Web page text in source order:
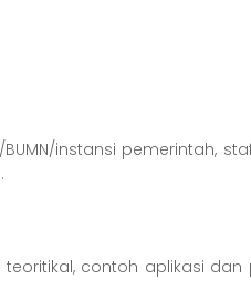
instansi pemerintah,
contoh aplikasi